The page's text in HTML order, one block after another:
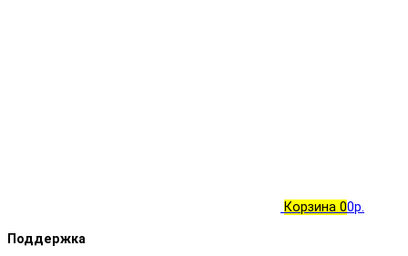
Корзина 00р.
Поддержка